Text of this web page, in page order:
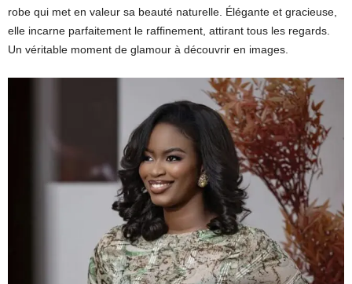
robe qui met en valeur sa beauté naturelle. Élégante et gracieuse,
elle incarne parfaitement le raffinement, attirant tous les regards.
Un véritable moment de glamour à découvrir en images.